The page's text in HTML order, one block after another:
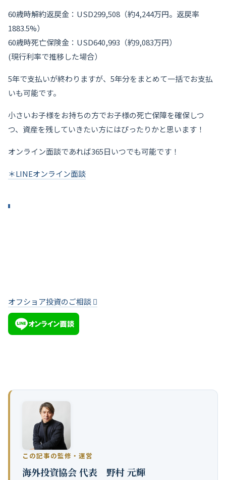
60歳時解約返戻金：USD299,508（約4,244万円。返戻率
1883.5%）
60歳時死亡保険金：USD640,993（約9,083万円）
(現行利率で推移した場合）
5年で支払いが終わりますが、5年分をまとめて一括でお支払
いも可能です。
小さいお子様をお持ちの方でお子様の死亡保障を確保しつ
つ、資産を残していきたい方にはぴったりかと思います！
オンライン面談であれば365日いつでも可能です！
＊LINEオンライン面談
オフショア投資のご相談
この記事の監修・運営
海外投資協会 代表 野村 元輝